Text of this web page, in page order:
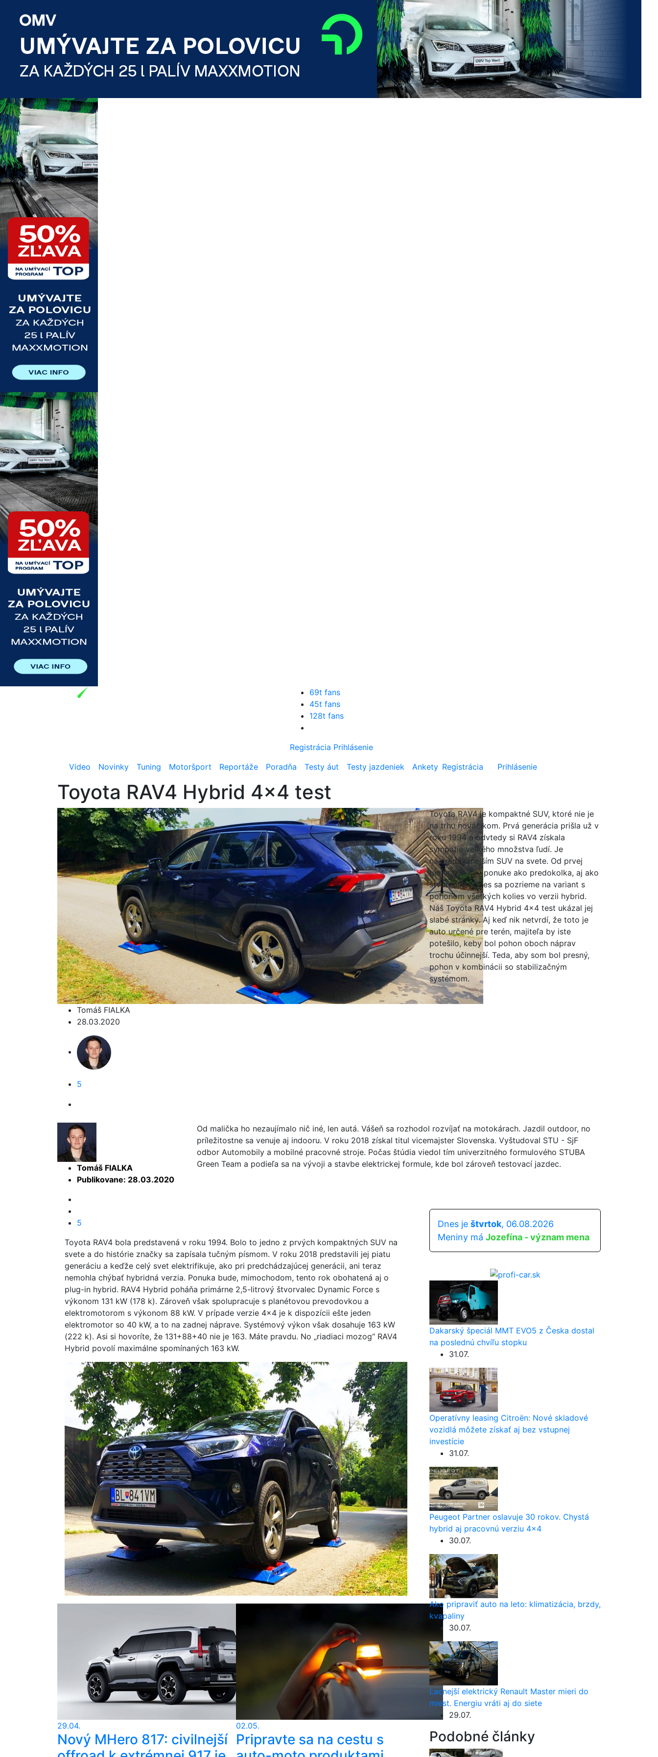
69t fans
45t fans
128t fans
Registrácia Prihlásenie
Video
Novinky Tuning Motoršport Reportáže Poradňa Testy áut Testy jazdeniek Ankety Registrácia Prihlásenie
Toyota RAV4 Hybrid 4x4 test
Tomáš FIALKA
28.03.2020
5
Toyota RAV4 je kompaktné SUV, ktoré nie je
na trhu nováčikom. Prvá generácia prišla už v
roku 1994 a odvtedy si RAV4 získala
sympatie veľkého množstva ľudí. Je
najpredávanejším SUV na svete. Od prvej
generácie je v ponuke ako predokolka, aj ako
štvorkolka. Dnes sa pozrieme na variant s
pohonom všetkých kolies vo verzii hybrid.
Náš Toyota RAV4 Hybrid 4x4 test ukázal jej
slabé stránky. Aj keď nik netvrdí, že toto je
auto určené pre terén, majiteľa by iste
potešilo, keby bol pohon oboch náprav
trochu účinnejší. Teda, aby som bol presný,
pohon v kombinácii so stabilizačným
systémom.
Tomáš FIALKA
Publikovane: 28.03.2020
Od malička ho nezaujímalo nič iné, len autá. Vášeň sa rozhodol rozvíjať na motokárach. Jazdil outdoor, no
príležitostne sa venuje aj indooru. V roku 2018 získal titul vicemajster Slovenska. Vyštudoval STU - SjF
odbor Automobily a mobilné pracovné stroje. Počas štúdia viedol tím univerzitného formulového STUBA
Green Team a podieľa sa na vývoji a stavbe elektrickej formule, kde bol zároveň testovací jazdec.
5
Toyota RAV4 bola predstavená v roku 1994. Bolo to jedno z prvých kompaktných SUV na
svete a do histórie značky sa zapísala tučným písmom. V roku 2018 predstavili jej piatu
generáciu a keďže celý svet elektrifikuje, ako pri predchádzajúcej generácii, ani teraz
nemohla chýbať hybridná verzia. Ponuka bude, mimochodom, tento rok obohatená aj o
plug-in hybrid. RAV4 Hybrid poháňa primárne 2,5-litrový štvorvalec Dynamic Force s
výkonom 131 kW (178 k). Zároveň však spolupracuje s planétovou prevodovkou a
elektromotorom s výkonom 88 kW. V prípade verzie 4x4 je k dispozícii ešte jeden
elektromotor so 40 kW, a to na zadnej náprave. Systémový výkon však dosahuje 163 kW
(222 k). Asi si hovoríte, že 131+88+40 nie je 163. Máte pravdu. No „riadiaci mozog“ RAV4
Hybrid povolí maximálne spomínaných 163 kW.
29.04.
Nový MHero 817: civilnejší
02.05.
Pripravte sa na cestu s
Dnes je štvrtok, 06.08.2026
Meniny má Jozefína - význam mena
Dakarský špeciál MMT EVO5 z Česka dostal
na poslednú chvíľu stopku
31.07.
Operatívny leasing Citroën: Nové skladové
vozidlá môžete získať aj bez vstupnej
investície
31.07.
Peugeot Partner oslavuje 30 rokov. Chystá
hybrid aj pracovnú verziu 4×4
30.07.
Ako pripraviť auto na leto: klimatizácia, brzdy,
kvapaliny
30.07.
Lacnejší elektrický Renault Master mieri do
miest. Energiu vráti aj do siete
29.07.
Podobné články